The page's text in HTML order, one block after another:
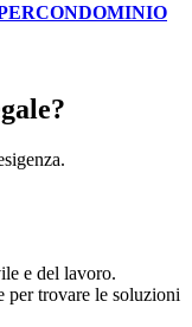
e del lavoro.
per trovare le soluzioni